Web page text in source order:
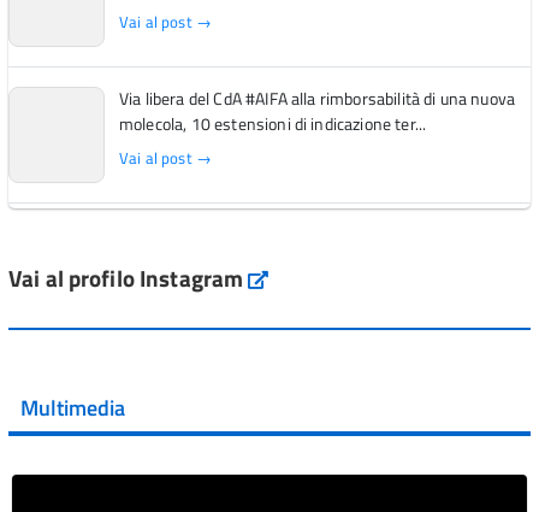
Vai al post →
Via libera del CdA #AIFA alla rimborsabilità di una nuova
molecola, 10 estensioni di indicazione ter...
Vai al post →
Vai al post →
Vai al post →
Vai al profilo Instagram Instagram
Multimedia